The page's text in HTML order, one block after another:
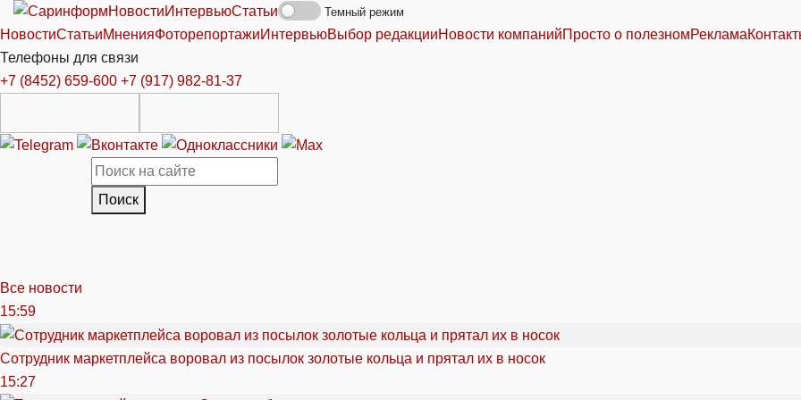
НовостиИнтервьюСтатьи Темный режим
НовостиСтатьиМненияФоторепортажиИнтервьюВыбор редакцииНовости компанийПросто о полезномРеклама
Телефоны для связи
+7 (8452) 659-600 +7 (917) 982-81-37
Поиск
Все новости
15:59
Сотрудник маркетплейса воровал из посылок золотые кольца и прятал их в носок
15:27